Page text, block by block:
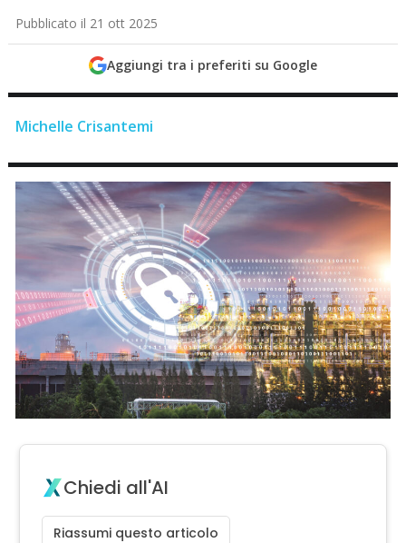
Pubblicato il 21 ott 2025
Aggiungi tra i preferiti su Google
Michelle Crisantemi
Chiedi all'AI
Riassumi questo articolo